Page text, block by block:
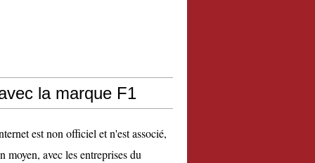
la marque F1
est non officiel et n'est associé,
moyen, avec les entreprises du